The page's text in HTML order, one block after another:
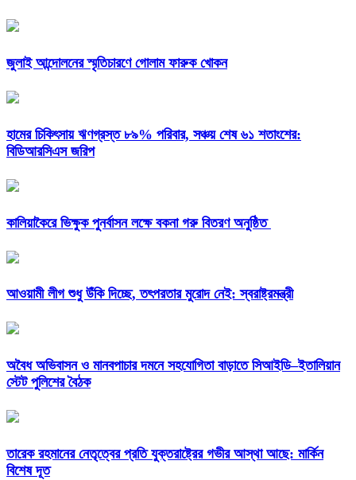
জুলাই আন্দোলনের স্মৃতিচারণে গোলাম ফারুক খোকন
হামের চিকিৎসায় ঋণগ্রস্ত ৮৯% পরিবার, সঞ্চয় শেষ ৬১ শতাংশের:
বিডিআরসিএস জরিপ
কালিয়াকৈরে ভিক্ষুক পুনর্বাসন লক্ষে বকনা গরু বিতরণ অনুষ্ঠিত
আওয়ামী লীগ শুধু উঁকি দিচ্ছে, তৎপরতার মুরোদ নেই: স্বরাষ্ট্রমন্ত্রী
অবৈধ অভিবাসন ও মানবপাচার দমনে সহযোগিতা বাড়াতে সিআইডি–ইতালিয়ান
স্টেট পুলিশের বৈঠক
তারেক রহমানের নেতৃত্বের প্রতি যুক্তরাষ্ট্রের গভীর আস্থা আছে: মার্কিন
বিশেষ দূত